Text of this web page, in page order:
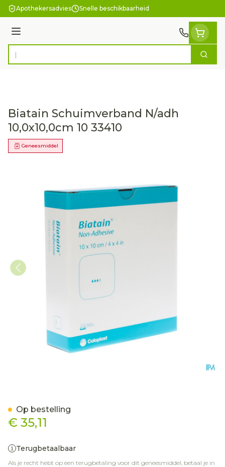
Ga naar de inhoud
Apothekersadvies Snelle beschikbaarheid
Menu
Product, merk, categorie... Zoek
Biatain Schuimverband N/adh
10,0x10,0cm 10 33410
Geneesmiddel
€ 35,11
Terugbetaalbaar
Als je recht hebt op een terugbetaling voor dit geneesmiddel, betaal je in
Op bestelling